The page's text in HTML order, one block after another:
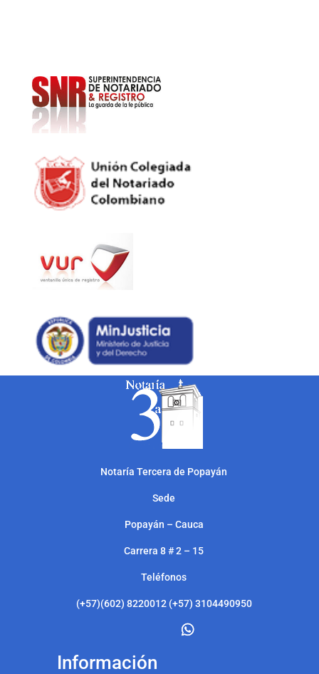
Notaría Tercera de Popayán
Sede
Popayán – Cauca
Carrera 8 # 2 – 15
Teléfonos
(+57)(602) 8220012 (+57) 3104490950
Información